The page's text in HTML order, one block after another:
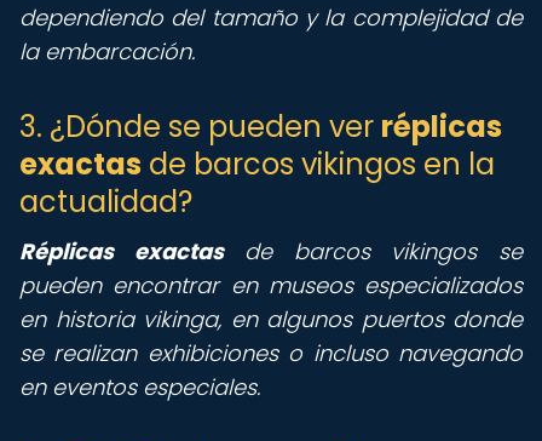
dependiendo del tamaño y la complejidad de
la embarcación.
3. ¿Dónde se pueden ver réplicas
exactas de barcos vikingos en la
actualidad?
Réplicas exactasde barcos vikingos se
pueden encontrar en museos especializados
en historia vikinga, en algunos puertos donde
se realizan exhibiciones o incluso navegando
en eventos especiales.